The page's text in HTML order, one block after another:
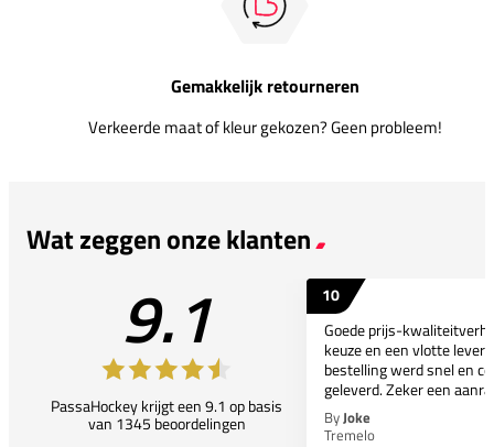
Gemakkelijk retourneren
Verkeerde maat of kleur gekozen? Geen probleem!
Wat zeggen onze klanten
9.1
PassaHockey krijgt een 9.1 op basis
van 1345 beoordelingen
10
Goede prijs-
keuze en een vlotte
bestelling werd snel en
geleverd. Zeker een
ByJoke
Tremelo